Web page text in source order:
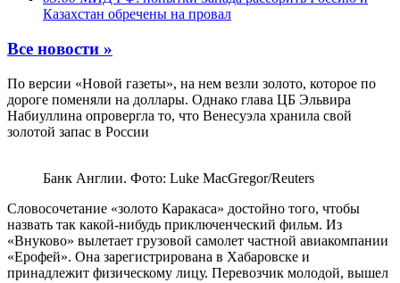
Казахстан обречены на провал
Все новости »
По версии «Новой газеты», на нем везли золото, которое по
дороге поменяли на доллары. Однако глава ЦБ Эльвира
Набиуллина опровергла то, что Венесуэла хранила свой
золотой запас в России
Банк Англии. Фото: Luke MacGregor/Reuters
Словосочетание «золото Каракаса» достойно того, чтобы
назвать так какой-нибудь приключенческий фильм. Из
«Внуково» вылетает грузовой самолет частной авиакомпании
«Ерофей». Она зарегистрирована в Хабаровске и
принадлежит физическому лицу. Перевозчик молодой, вышел